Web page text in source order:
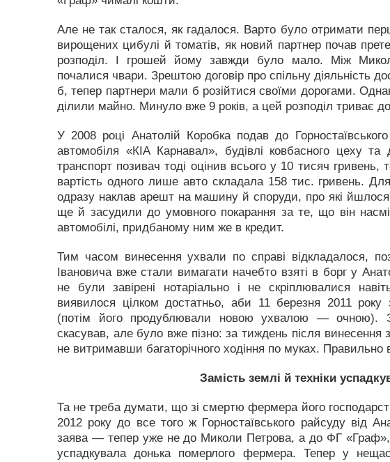
Але не так сталося, як гадалося. Варто було отримати
вирощених цибулі й томатів, як новий партнер почав
розподіл. І грошей йому завжди було мало. Між
почалися чвари. Зрештою договір про спільну діяльність
б, тепер партнери мали б розійтися своїми дорогами.
ділили майно. Минуло вже 9 років, а цей розподіл триває
У 2008 році Анатолій Коробка подав до
автомобіля «КІА Карнавал», будівлі ковбасного цеху
транспорт позивач тоді оцінив всього у 10 тисяч гривень,
вартість одного лише авто складала 158 тис. гривень.
одразу наклав арешт на машину й споруди, про які
ще й засудили до умовного покарання за те, що він
автомобілі, придбаному ним же в кредит.
Тим часом винесення ухвали по справі відкладалося,
Івановича вже стали вимагати начебто взяті в борг у
не були завірені нотаріально і не скріплювалися
виявилося цілком достатньо, аби 11 березня 2011
(потім його продублювали новою ухвалою — очною).
скасував, але було вже пізно: за тиждень після
не витримавши багаторічного ходіння по муках. Правильно
Замість землі й техніки
Та не треба думати, що зі смертю фермера його
2012 року до все того ж Горностаївського райсуду від
заява — тепер уже не до Миколи Петрова, а до ФГ «Граф»,
успадкувала донька померлого фермера. Тепер у